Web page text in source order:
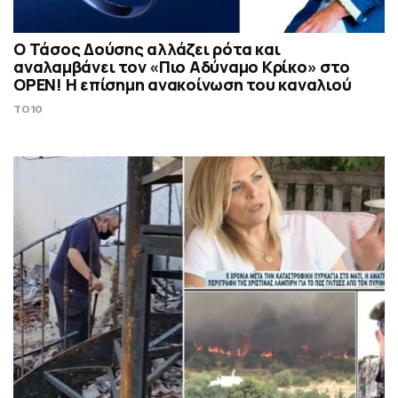
Ο Τάσος Δούσης αλλάζει ρότα και
αναλαμβάνει τον «Πιο Αδύναμο Κρίκο» στο
OPEN! Η επίσημη ανακοίνωση του καναλιού
TO10